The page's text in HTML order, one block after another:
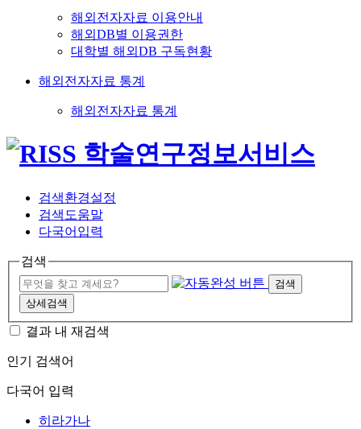
해외전자자료 이용안내
해외DB별 이용권한
대학별 해외DB 구독현황
해외전자자료 통계
해외전자자료 통계
검색환경설정
검색도움말
다국어입력
검색
검색
상세검색
결과 내 재검색
인기 검색어
다국어 입력
히라가나